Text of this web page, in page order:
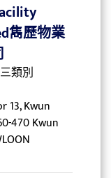
雋歷物業
類別
13, Kwun
470 Kwun